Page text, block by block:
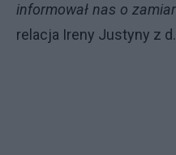
informował nas o
relacja Ireny Justyny z